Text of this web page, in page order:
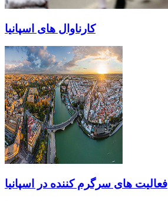
کارناوال های اسپانیا
فعالیت های سرگرم کننده در اسپانیا